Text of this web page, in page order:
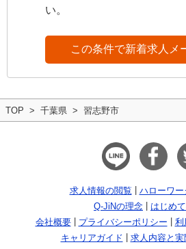
い。
この条件で新着求人メ
TOP 千葉県 習志野市
求人情報の閲覧
ハローワ
Q-JiNの理念
はじめ
会社概要
プライバシーポリシー 利
キャリアガイド
求人内容と